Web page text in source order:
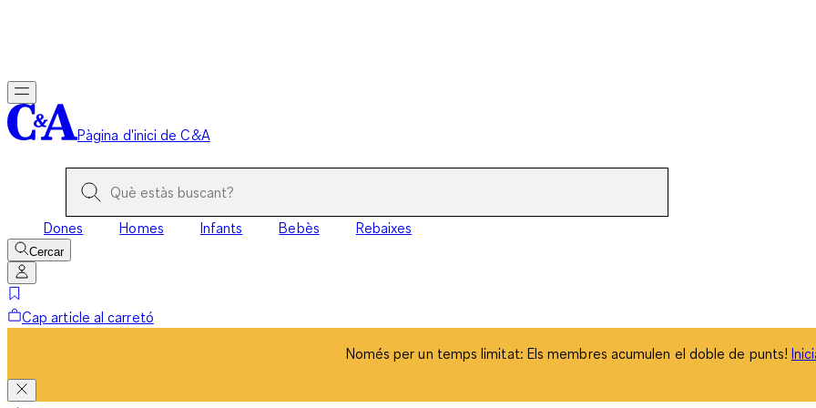
Pàgina d'inici de C&A
Dones Homes Infants Bebès Rebaixes
Cercar
Cap article al carretó
Només per un temps limitat: Els membres acumulen el doble de punts!